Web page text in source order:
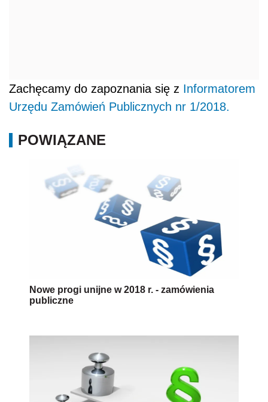
Zachęcamy do zapoznania się z Informatorem
Urzędu Zamówień Publicznych nr 1/2018.
POWIĄZANE
Nowe progi unijne w 2018 r. - zamówienia
publiczne